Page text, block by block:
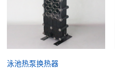
泳池热泵换热器